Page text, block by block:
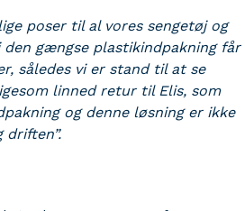
poser til al vores sengetøj og
gængse plastikindpakning får
således vi er stand til at se
linned retur til Elis, som
og denne løsning er ikke